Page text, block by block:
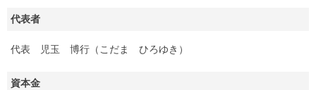
代表者
代表 児玉 博行（こだま ひろゆき）
資本金